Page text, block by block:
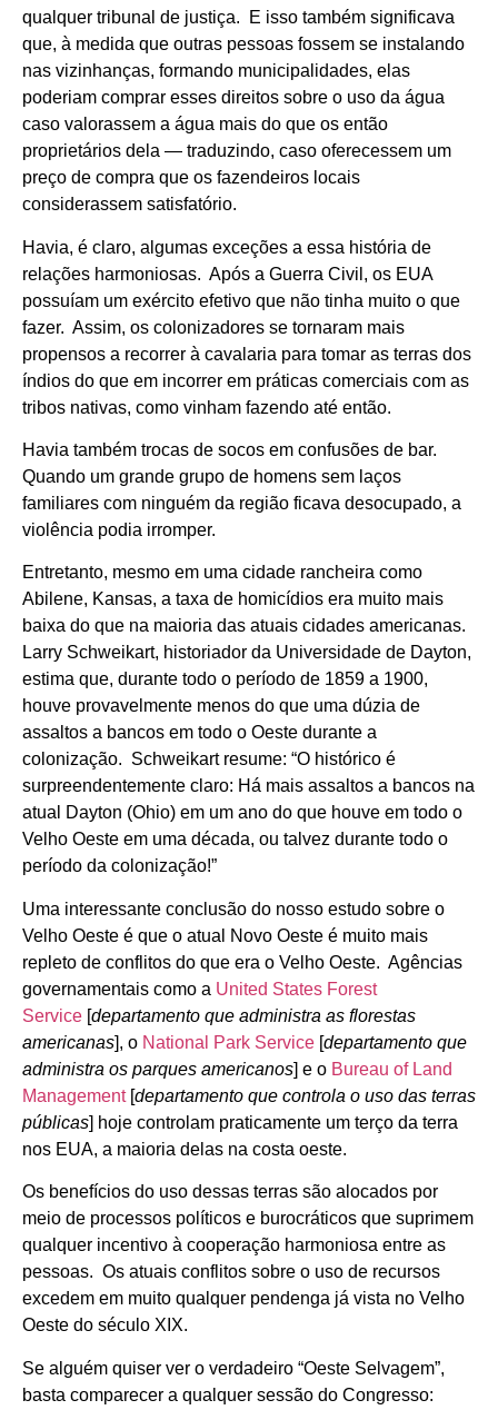
qualquer tribunal de justiça. E isso também significava
que, à medida que outras pessoas fossem se instalando
nas vizinhanças, formando municipalidades, elas
poderiam comprar esses direitos sobre o uso da água
caso valorassem a água mais do que os então
proprietários dela — traduzindo, caso oferecessem um
preço de compra que os fazendeiros locais
considerassem satisfatório.
Havia, é claro, algumas exceções a essa história de
relações harmoniosas. Após a Guerra Civil, os EUA
possuíam um exército efetivo que não tinha muito o que
fazer. Assim, os colonizadores se tornaram mais
propensos a recorrer à cavalaria para tomar as terras dos
índios do que em incorrer em práticas comerciais com as
tribos nativas, como vinham fazendo até então.
Havia também trocas de socos em confusões de bar.
Quando um grande grupo de homens sem laços
familiares com ninguém da região ficava desocupado, a
violência podia irromper.
Entretanto, mesmo em uma cidade rancheira como
Abilene, Kansas, a taxa de homicídios era muito mais
baixa do que na maioria das atuais cidades americanas.
Larry Schweikart, historiador da Universidade de Dayton,
estima que, durante todo o período de 1859 a 1900,
houve provavelmente menos do que uma dúzia de
assaltos a bancos em todo o Oeste durante a
colonização. Schweikart resume: “O histórico é
surpreendentemente claro: Há mais assaltos a bancos na
atual Dayton (Ohio) em um ano do que houve em todo o
Velho Oeste em uma década, ou talvez durante todo o
período da colonização!”
Uma interessante conclusão do nosso estudo sobre o
Velho Oeste é que o atual Novo Oeste é muito mais
repleto de conflitos do que era o Velho Oeste. Agências
governamentais como a United States Forest
Service [departamento que administra as florestas
americanas], o National Park Service [departamento que
administra os parques americanos] e o Bureau of Land
Management[departamento que controla o uso das terras
públicas] hoje controlam praticamente um terço da terra
nos EUA, a maioria delas na costa oeste.
Os benefícios do uso dessas terras são alocados por
meio de processos políticos e burocráticos que suprimem
qualquer incentivo à cooperação harmoniosa entre as
pessoas. Os atuais conflitos sobre o uso de recursos
excedem em muito qualquer pendenga já vista no Velho
Oeste do século XIX.
Se alguém quiser ver o verdadeiro “Oeste Selvagem”,
basta comparecer a qualquer sessão do Congresso: